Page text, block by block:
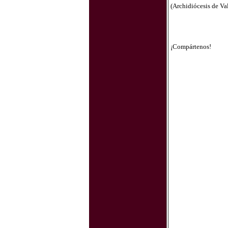
(Archidiócesis de
¡Compártenos!